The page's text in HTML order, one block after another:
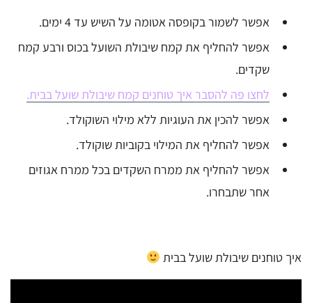
אפשר לשמור בקופסה אטומה על השיש עד 4 ימים.
אפשר להחליף את קמח שיבולת השועל בכוס ורבע קמח
שקדים.
לחצו פה להסבר איך טוחנים קמח שיבולת שועל בבית.
אפשר להכין את העוגיות ללא מילוי השוקולד.
אפשר להחליף את המילוי בקוביות שוקולד.
אפשר להחליף את ממרח השקדים בכל ממרח אגוזים
אחר שתבחרו.
איך טוחנים שיבולת שועל בבית